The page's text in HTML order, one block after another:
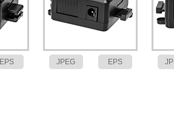
EPS JPEG EPS